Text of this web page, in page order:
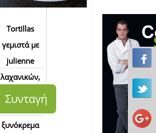
Tortillas
γεμιστά με
julienne
λαχανικών,
guacamole
ξυνόκρεμα
Συνταγή